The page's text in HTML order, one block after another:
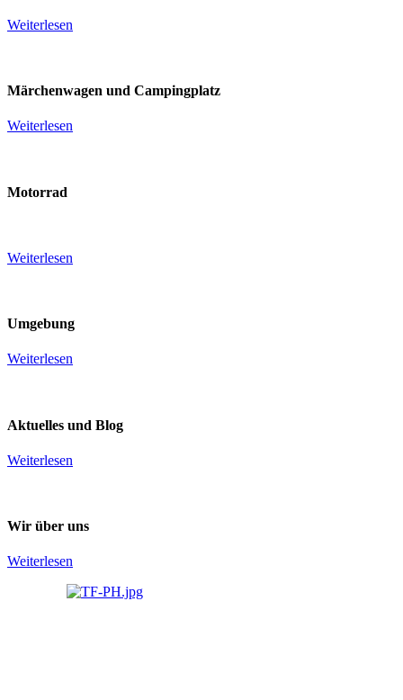
Weiterlesen
Märchenwagen und Campingplatz
Weiterlesen
Motorrad
Weiterlesen
Umgebung
Weiterlesen
Aktuelles und Blog
Weiterlesen
Wir über uns
Weiterlesen